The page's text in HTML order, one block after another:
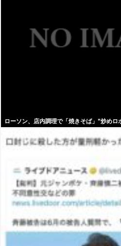
ローソン、店内調理で「焼きそば」”炒めロ